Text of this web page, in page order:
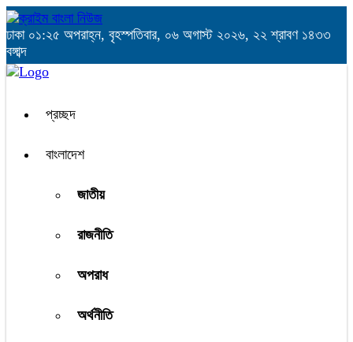
ঢাকা ০১:২৫ অপরাহ্ন, বৃহস্পতিবার, ০৬ অগাস্ট ২০২৬, ২২ শ্রাবণ ১৪৩৩
বঙ্গাব্দ
প্রচ্ছদ
বাংলাদেশ
জাতীয়
রাজনীতি
অপরাধ
অর্থনীতি